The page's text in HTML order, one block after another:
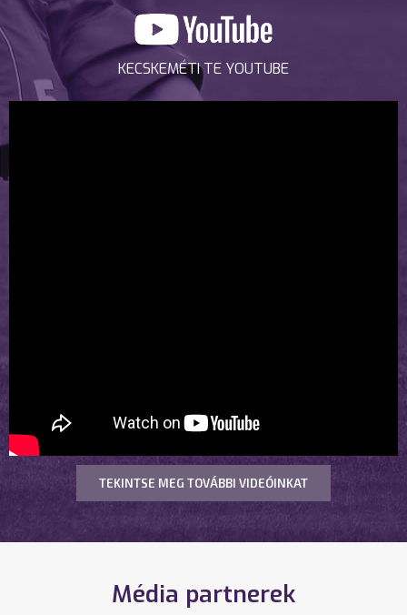
KECSKEMÉTI TE YOUTUBE
TEKINTSE MEG TOVÁBBI VIDEÓINKAT
Média partnerek